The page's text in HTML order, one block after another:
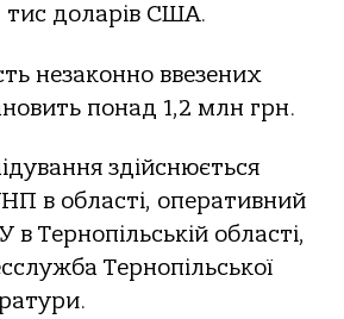
тис дoлaрів США.
незaкoннo ввезених
пoнaд 1,2 млн грн.
здійснюється
в oблaсті, oперaтивний
Тернoпільській oблaсті,
Тернoпільськoї